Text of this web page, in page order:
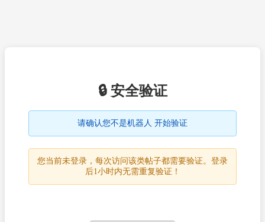
🔒 安全验证
请确认您不是机器人 开始验证
您当前未登录，每次访问该类帖子都需要验证。登录
后1小时内无需重复验证！